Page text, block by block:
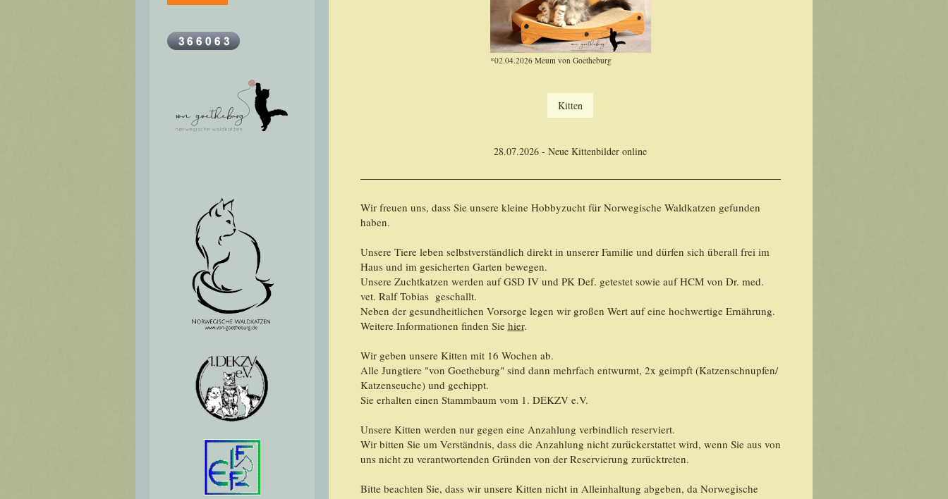
*02.04.2026 Meum von Goetheburg
Kitten
28.07.2026 - Neue Kittenbilder online
Wir freuen uns, dass Sie unsere kleine Hobbyzucht für Norwegische Waldkatzen gefunden
haben.
Unsere Tiere leben selbstverständlich direkt in unserer Familie und dürfen sich überall frei im
Haus und im gesicherten Garten bewegen.
Unsere Zuchtkatzen werden auf GSD IV und PK Def. getestet sowie auf HCM von Dr. med.
vet. Ralf Tobias geschallt.
Neben der gesundheitlichen Vorsorge legen wir großen Wert auf eine hochwertige Ernährung.
Weitere Informationen finden Sie hier.
Wir geben unsere Kitten mit 16 Wochen ab.
Alle Jungtiere "von Goetheburg" sind dann mehrfach entwurmt, 2x geimpft (Katzenschnupfen/
Katzenseuche) und gechippt.
Sie erhalten einen Stammbaum vom 1. DEKZV e.V.
Unsere Kitten werden nur gegen eine Anzahlung verbindlich reserviert.
Wir bitten Sie um Verständnis, dass die Anzahlung nicht zurückerstattet wird, wenn Sie aus von
uns nicht zu verantwortenden Gründen von der Reservierung zurücktreten.
Bitte beachten Sie, dass wir unsere Kitten nicht in Alleinhaltung abgeben, da Norwegische